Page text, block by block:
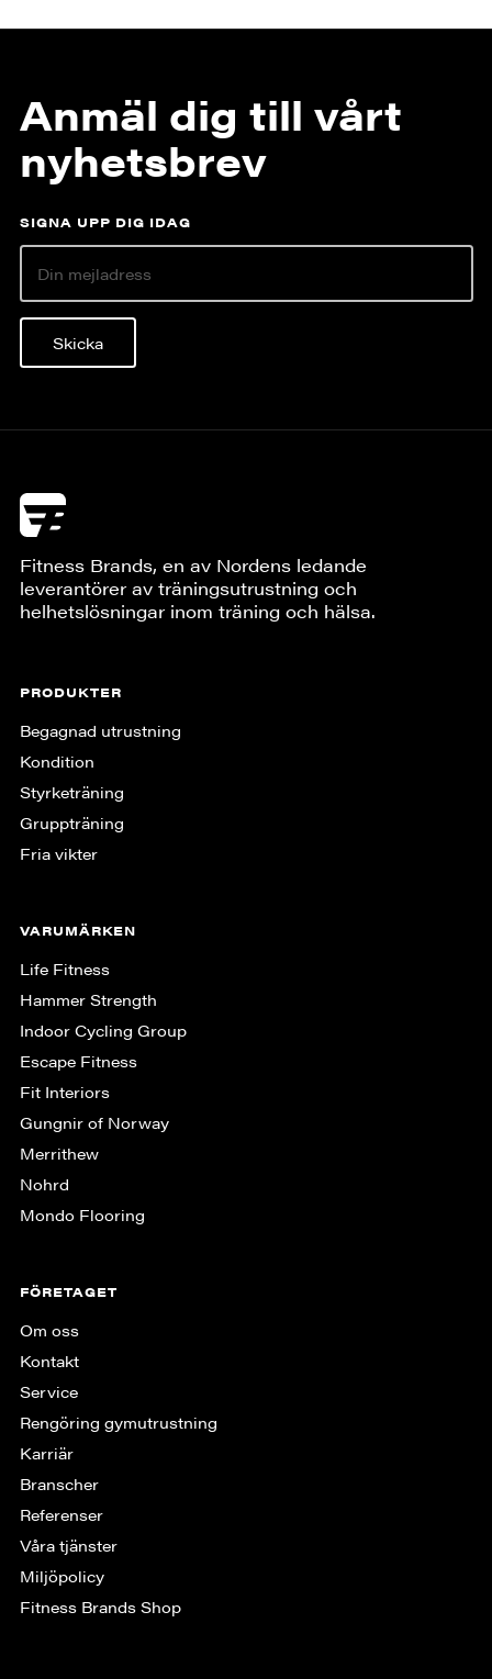
Anmäl dig till vårt
nyhetsbrev
SIGNA UPP DIG IDAG
Skicka
Fitness Brands, en av Nordens ledande
leverantörer av träningsutrustning och
helhetslösningar inom träning och hälsa.
PRODUKTER
Begagnad utrustning
Kondition
Styrketräning
Gruppträning
Fria vikter
VARUMÄRKEN
Life Fitness
Hammer Strength
Indoor Cycling Group
Escape Fitness
Fit Interiors
Gungnir of Norway
Merrithew
Nohrd
Mondo Flooring
FÖRETAGET
Om oss
Kontakt
Service
Rengöring gymutrustning
Karriär
Branscher
Referenser
Våra tjänster
Miljöpolicy
Fitness Brands Shop